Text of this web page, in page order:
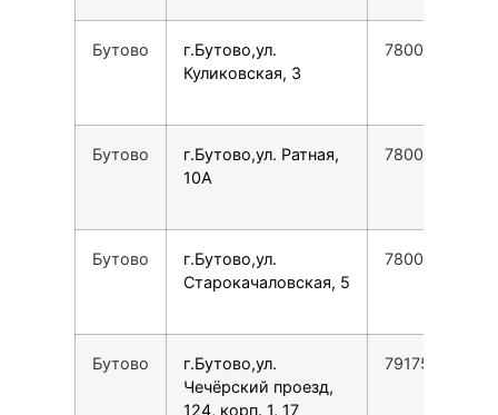
Бутово
г.Бутово,ул.
Куликовская, 3
78007753553
Бутово
г.Бутово,ул. Ратная,
10А
78007753553
Бутово
г.Бутово,ул.
Старокачаловская, 5
78007753553
Бутово
г.Бутово,ул.
Чечёрский проезд,
124, корп. 1, 17
79175579921